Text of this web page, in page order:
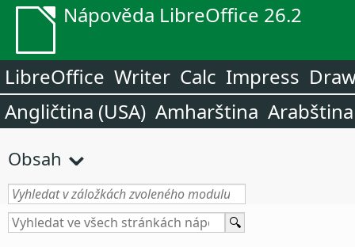
Nápověda LibreOffice 26.2
LibreOffice Writer Calc Impress
Angličtina (USA) Amharština Arabština
Obsah